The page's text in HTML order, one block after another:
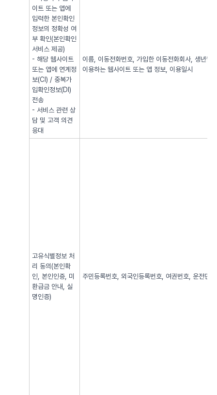
이트 또는 앱에
입력한 본인확인
정보의 정확성 여
부 확인(본인확인
서비스 제공)
- 해당 웹사이트
또는 앱에 연계정
보(CI) / 중복가
입확인정보(DI)
전송
- 서비스 관련 상
담 및 고객 의견
응대
이름, 이동전화번호, 가입한 이동전화회사, 생년
이용하는 웹사이트 또는 앱 정보, 이용일시
고유식별정보 처
리 동의(본인확
인, 본인인증, 미
환급금 안내, 실
명인증)
주민등록번호, 외국인등록번호, 여권번호, 운전면